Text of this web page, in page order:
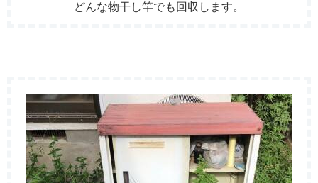
どんな物干し竿でも回収します。